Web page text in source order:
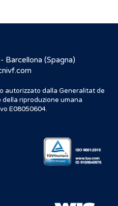
Barcellona (Spagna)
autorizzato dalla Generalitat de
riproduzione umana
E08050604.